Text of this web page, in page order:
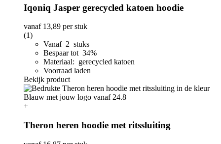
Iqoniq Jasper gerecycled katoen hoodie
vanaf 13,89 per stuk
(1)
Vanaf 2 stuks
Bespaar tot 34%
Materiaal: gerecycled katoen
Voorraad laden
Bekijk product
+
Theron heren hoodie met ritssluiting